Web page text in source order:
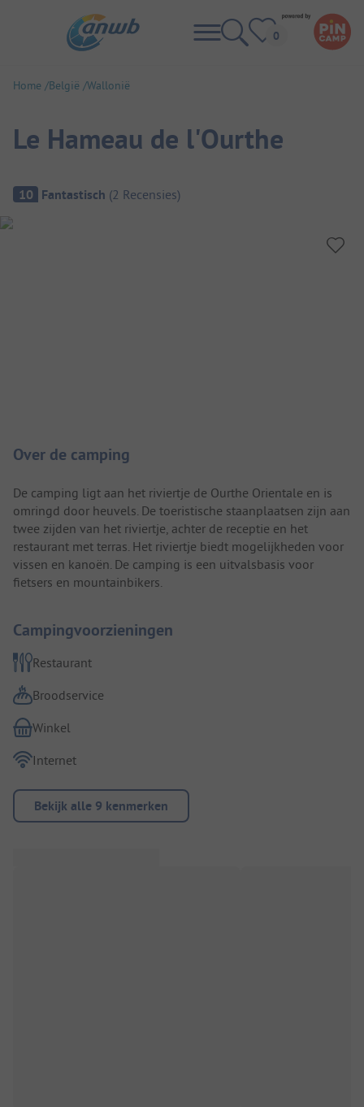
Home België Wallonië
Le Hameau de l'Ourthe
Camping overzicht
10 Fantastisch (2 Recensies)
Over de camping
De camping ligt aan het riviertje de Ourthe Orientale en is
omringd door heuvels. De toeristische staanplaatsen zijn aan
twee zijden van het riviertje, achter de receptie en het
restaurant met terras. Het riviertje biedt mogelijkheden voor
vissen en kanoën. De camping is een uitvalsbasis voor
fietsers en mountainbikers.
Campingvoorzieningen
Restaurant
Broodservice
Winkel
Internet
Bekijk alle 9 kenmerken